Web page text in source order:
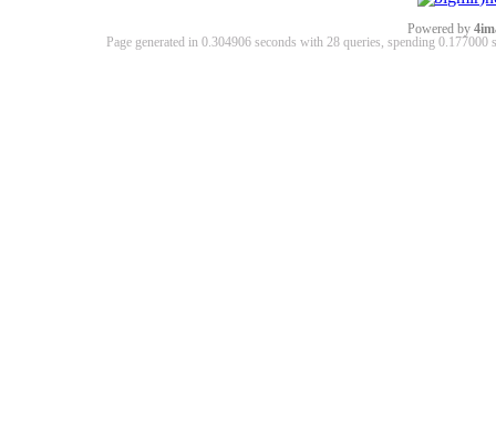
Powered by
Page generated in 0.304906 seconds with 28 queries, spending